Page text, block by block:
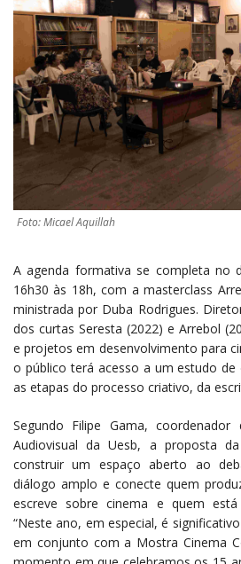
Foto: Micael Aquillah
A agenda formativa se completa no
16h30 às 18h, com a masterclass
ministrada por Duba Rodrigues.
dos curtas Seresta (2022) e Arrebol
e projetos em desenvolvimento para
o público terá acesso a um estudo
as etapas do processo criativo, da
Segundo Filipe Gama,
Audiovisual da Uesb, a proposta
construir um espaço aberto ao
diálogo amplo e conecte quem
escreve sobre cinema e quem
“Neste ano, em especial, é
em conjunto com a Mostra Cinema